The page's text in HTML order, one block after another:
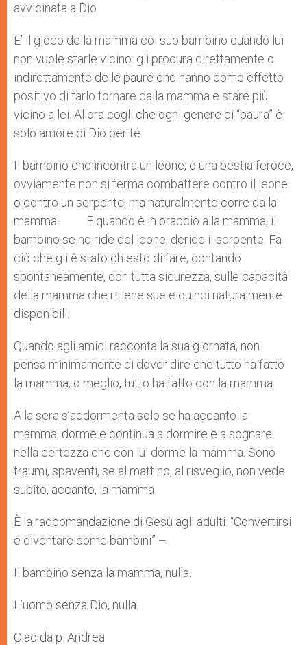
avvicinata a Dio.
E’ il gioco della mamma col suo bambino quando lui
non vuole starle vicino: gli procura direttamente o
indirettamente delle paure che hanno come effetto
positivo di farlo tornare dalla mamma e stare più
vicino a lei. Allora cogli che ogni genere di “paura” è
solo amore di Dio per te.
Il bambino che incontra un leone, o una bestia feroce,
ovviamente non si ferma combattere contro il leone
o contro un serpente; ma naturalmente corre dalla
mamma. E quando è in braccio alla mamma, il
bambino se ne ride del leone; deride il serpente. Fa
ciò che gli è stato chiesto di fare, contando
spontaneamente, con tutta sicurezza, sulle capacità
della mamma che ritiene sue e quindi naturalmente
disponibili.
Quando agli amici racconta la sua giornata, non
pensa minimamente di dover dire che tutto ha fatto
la mamma, o meglio, tutto ha fatto con la mamma.
Alla sera s’addormenta solo se ha accanto la
mamma; dorme e continua a dormire e a sognare
nella certezza che con lui dorme la mamma. Sono
traumi, spaventi, se al mattino, al risveglio, non vede
subito, accanto, la mamma.
È la raccomandazione di Gesù agli adulti: “Convertirsi
e diventare come bambini” –
Il bambino senza la mamma, nulla.
L’uomo senza Dio, nulla.
Ciao da p. Andrea